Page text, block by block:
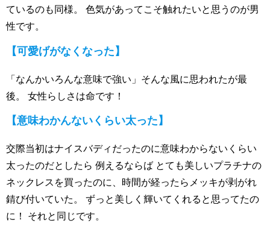
ているのも同様。 色気があってこそ触れたいと思うのが男
性です。
【可愛げがなくなった】
「なんかいろんな意味で強い」そんな風に思われたが最
後。 女性らしさは命です！
【意味わかんないくらい太った】
交際当初はナイスバディだったのに意味わからないくらい
太ったのだとしたら 例えるならば とても美しいプラチナの
ネックレスを買ったのに、時間が経ったらメッキが剥がれ
錆び付いていた。 ずっと美しく輝いてくれると思ってたの
に！ それと同じです。